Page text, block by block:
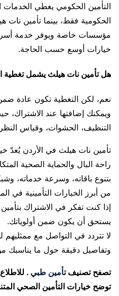
التأمين الحكومي يغطي
الحكومية فقط، بينما تأمين نات
مؤسسات خاصة ويوفر خدمة أسرع
خيارات أوسع حسب الحاجة.
هل تأمين نات هيلث يشمل تغطية
نعم، لكن التغطية تكون عادة
ويمكنك إضافتها عند
التنظيف، الحشوات، وقياس
تأمين نات هيلث في الأردن يُعدّ
راحة البال والحماية الصحية
بتنوع باقاته، وسرعة خدماته،
من أبرز الخيارات التأمينية في
إذا كنت تفكر في الاشتراك
يستحق أن يكون ضمن أولوياتك.
لا تتردد في التواصل مع
وتفاصيل دقيقة حول ما يناسبك
تصفح تصنيفتأمين طبي .
توضح خيارات التأمين الصحي